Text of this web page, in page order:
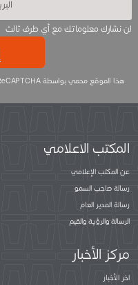
لن نشارك معلوماتك مع أي طرف ثالث
هذا الموقع محمي بواسطة ReCAPTCHA.
المكتب الاعلامي
عن المكتب الإعلامي
رسالة صاحب السمو
رسالة المدير العام
الرسالة والرؤية والقيم
مركز الأخبار
اخر الأخبار